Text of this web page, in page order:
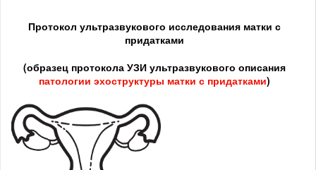
Протокол ультразвукового исследования матки с
придатками
(образец протокола УЗИ ультразвукового описания
патологии эхоструктуры матки с придатками)